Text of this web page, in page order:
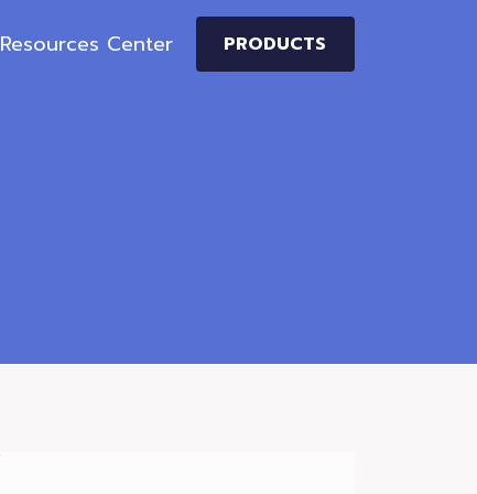
Resources Center PRODUCTS